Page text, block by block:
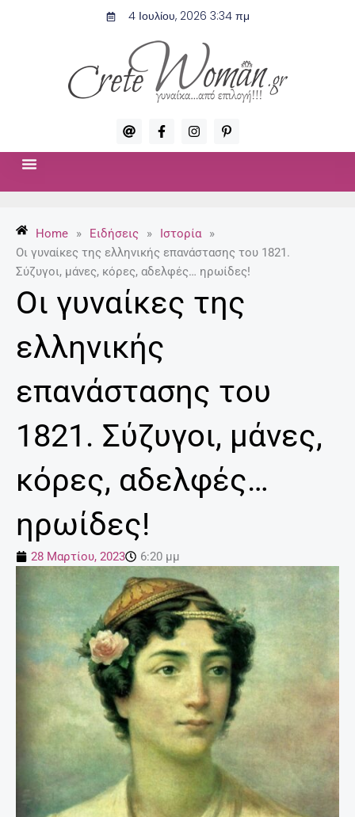
4 Ιουλίου, 2026 3:34 πμ
A
t
F
a
c
-
f
I
n
s
m
P
i
n
p
Home » Ειδήσεις » Ιστορία
»
Οι γυναίκες της ελληνικής επανάστασης του 1821.
Σύζυγοι, μάνες, κόρες, αδελφές… ηρωίδες!
Οι γυναίκες της
ελληνικής
επανάστασης του
1821. Σύζυγοι, μάνες,
κόρες, αδελφές…
ηρωίδες!
28 Μαρτίου, 2023 6:20 μμ